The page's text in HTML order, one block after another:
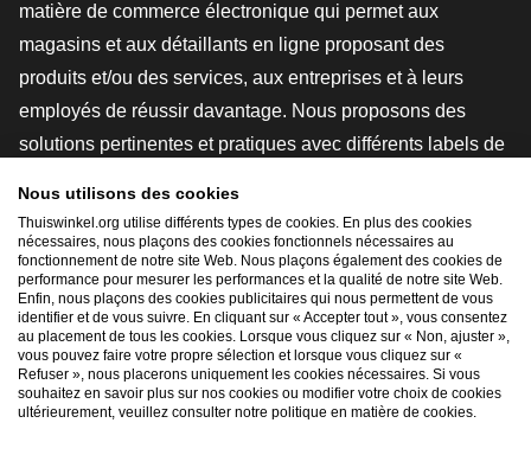
matière de commerce électronique qui permet aux
magasins et aux détaillants en ligne proposant des
produits et/ou des services, aux entreprises et à leurs
employés de réussir davantage. Nous proposons des
solutions pertinentes et pratiques avec différents labels de
études de marché, et nous disposons de notre propre
plateforme d'enseignement, la Thuiswinkel e-Academy.
Naviguer rapidement
Nous utilisons des cookies
Thuiswinkel.org utilise différents types de cookies. En plus des cookies
nécessaires, nous plaçons des cookies fonctionnels nécessaires au
fonctionnement de notre site Web. Nous plaçons également des cookies de
performance pour mesurer les performances et la qualité de notre site Web.
Enfin, nous plaçons des cookies publicitaires qui nous permettent de vous
identifier et de vous suivre. En cliquant sur « Accepter tout », vous consentez
au placement de tous les cookies. Lorsque vous cliquez sur « Non, ajuster »,
vous pouvez faire votre propre sélection et lorsque vous cliquez sur «
Refuser », nous placerons uniquement les cookies nécessaires. Si vous
souhaitez en savoir plus sur nos cookies ou modifier votre choix de cookies
ultérieurement, veuillez consulter notre politique en matière de cookies.